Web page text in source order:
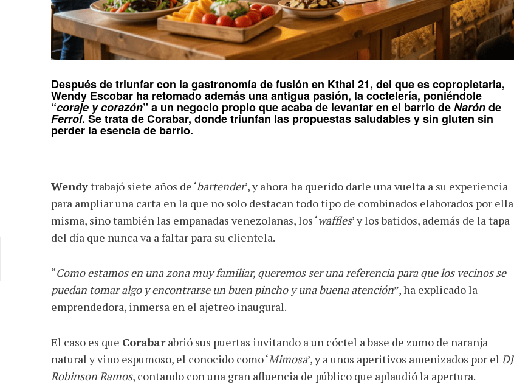
Después de triunfar con la gastronomía de fusión en Kthai 21, del que es copropietaria,
Wendy Escobar ha retomado además una antigua pasión, la coctelería, poniéndole
“coraje y corazón” a un negocio propio que acaba de levantar en el barrio deNarónde
Ferrol. Se trata deCorabar, donde triunfan las propuestas saludables y sin gluten sin
perder la esencia de barrio.
Wendytrabajó siete años de ‘bartender’, y ahora ha querido darle una vuelta a su experiencia
para ampliar una carta en la que no solo destacan todo tipo de combinados elaborados por ella
misma, sino también las empanadas venezolanas, los ‘waffles’ y los batidos, además de la tapa
del día que nunca va a faltar para su clientela.
“Como estamos en una zona muy familiar, queremos ser una referencia para que los vecinos se
puedan tomar algo y encontrarse un buen pincho y una buena atención”, ha explicado la
emprendedora, inmersa en el ajetreo inaugural.
El caso es que Corabarabrió sus puertas invitando a un cóctel a base de zumo de naranja
natural y vino espumoso, el conocido como ‘Mimosa’, y a unos aperitivos amenizados por el DJ
Robinson Ramos, contando con una gran afluencia de público que aplaudió la apertura.